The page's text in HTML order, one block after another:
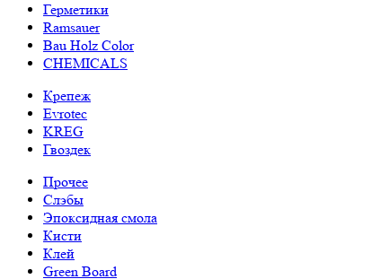
Герметики
Ramsauer
Bau Holz Color
CHEMICALS
Крепеж
Evrotec
KREG
Гвоздек
Прочее
Слэбы
Эпоксидная смола
Кисти
Клей
Green Board